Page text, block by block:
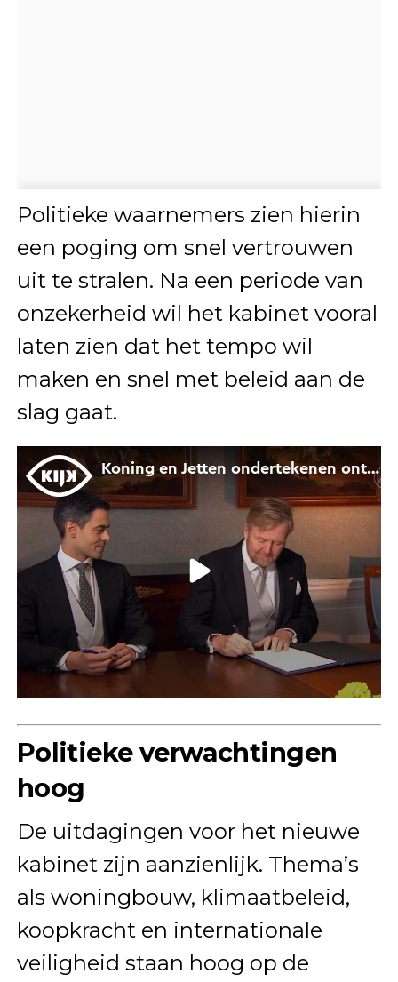
Politieke waarnemers zien hierin
een poging om snel vertrouwen
uit te stralen. Na een periode van
onzekerheid wil het kabinet vooral
laten zien dat het tempo wil
maken en snel met beleid aan de
slag gaat.
Politieke verwachtingen
hoog
De uitdagingen voor het nieuwe
kabinet zijn aanzienlijk. Thema’s
als woningbouw, klimaatbeleid,
koopkracht en internationale
veiligheid staan hoog op de